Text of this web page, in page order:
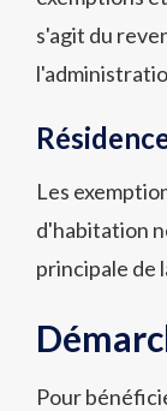
s'agit du
Les
d'habitation
principale de
Pour